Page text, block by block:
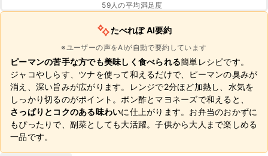
59人の平均満足度
たべれぽ AI要約
※ユーザーの声をAIが自動で要約しています
ピーマンの苦手な方でも美味しく食べられる簡単レシピです。
ジャコやしらす、ツナを使って和えるだけで、ピーマンの臭みが
消え、深い旨みが広がります。レンジで2分ほど加熱し、水気を
しっかり切るのがポイント。ポン酢とマヨネーズで和えると、
さっぱりとコクのある味わいに仕上がります。お弁当のおかずに
もぴったりで、副菜としても大活躍。子供から大人まで楽しめる
一品です。